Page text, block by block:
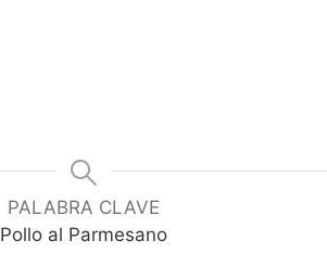
PALABRA CLAVE
Pollo al Parmesano